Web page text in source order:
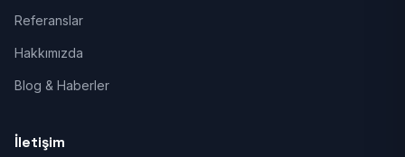
Referanslar
Hakkımızda
Blog & Haberler
İletişim